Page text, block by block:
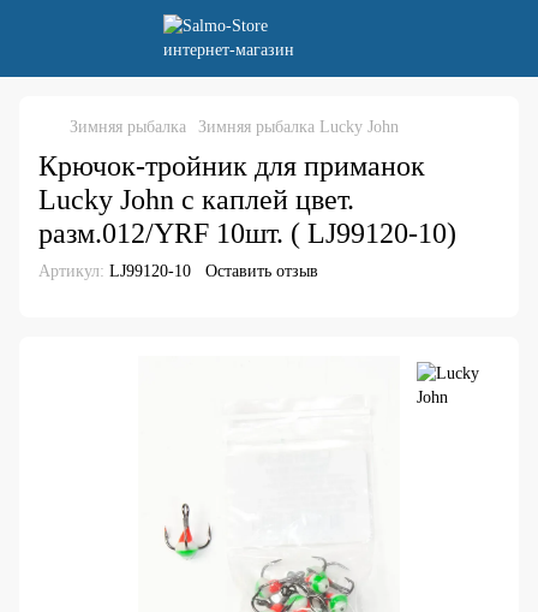
Зимняя рыбалка Зимняя рыбалка Lucky John
Крючок-тройник для приманок
Lucky John с каплей цвет.
разм.012/YRF 10шт. ( LJ99120-10)
Артикул: LJ99120-10 Оставить отзыв